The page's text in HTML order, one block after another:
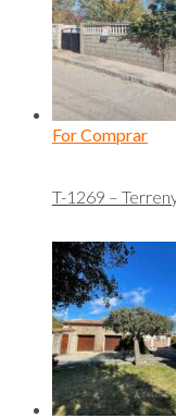
For Comprar
T-1269 –